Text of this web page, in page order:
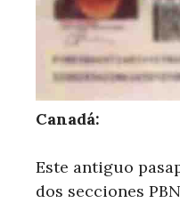
Canadá:
Este antiguo
dos secciones